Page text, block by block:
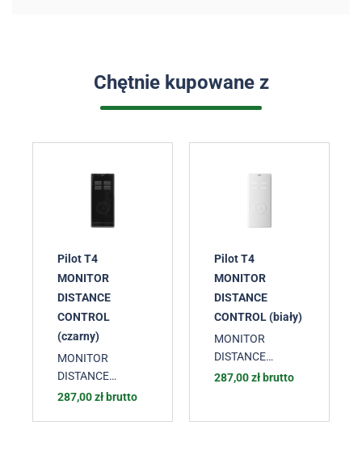
Chętnie kupowane z
Pilot T4
MONITOR
DISTANCE
CONTROL
(czarny)
MONITOR
DISTANCE
CONTROL,
287,00zł brutto
Pilot T4
MONITOR
DISTANCE
CONTROL (biały)
MONITOR
DISTANCE
CONTROL,
287,00zł brutto